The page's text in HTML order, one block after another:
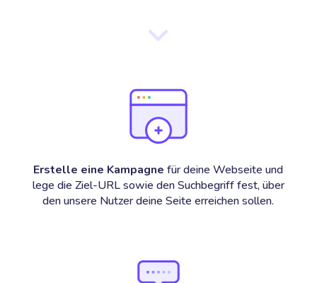
Erstelle eine Kampagne für deine Webseite und
lege die Ziel-URL sowie den Suchbegriff fest, über
den unsere Nutzer deine Seite erreichen sollen.